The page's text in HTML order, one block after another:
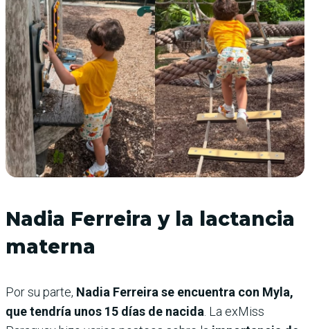
Nadia Ferreira y la lactancia
materna
Por su parte, Nadia Ferreira se encuentra con Myla,
que tendría unos 15 días de nacida. La exMiss